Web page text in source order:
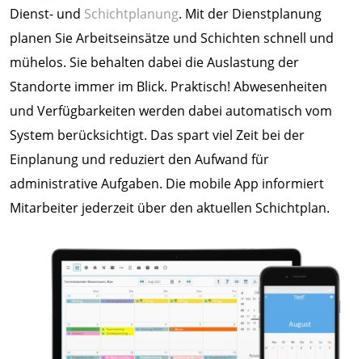
Dienst- und Schichtplanung. Mit der Dienstplanung
planen Sie Arbeitseinsätze und Schichten schnell und
mühelos. Sie behalten dabei die Auslastung der
Standorte immer im Blick. Praktisch! Abwesenheiten
und Verfügbarkeiten werden dabei automatisch vom
System berücksichtigt. Das spart viel Zeit bei der
Einplanung und reduziert den Aufwand für
administrative Aufgaben. Die mobile App informiert
Mitarbeiter jederzeit über den aktuellen Schichtplan.